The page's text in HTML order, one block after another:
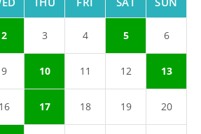
2 3 4 5 6
9 10 11 12 13
16 17 18 19 20